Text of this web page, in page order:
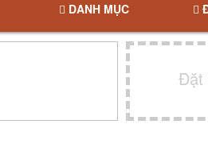
DANH MỤC
Đặt